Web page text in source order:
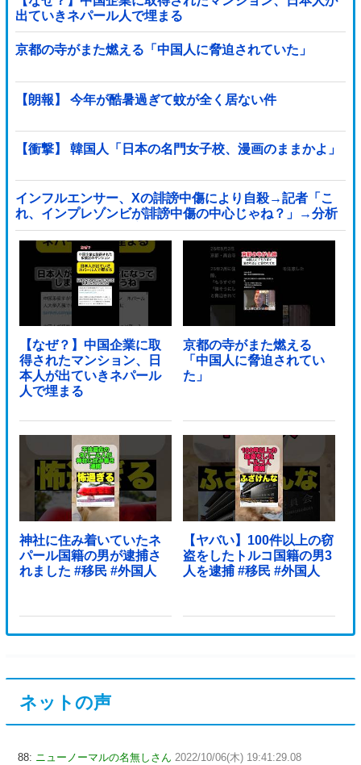
出ていきネパール人で埋まる
京都の寺がまた燃える「中国人に脅迫されていた」
【朗報】 今年が酷暑過ぎて蚊が全く居ない件
【衝撃】 韓国人「日本の名門女子校、漫画のままかよ」
インフルエンサー、Xの誹謗中傷により自殺→記者「こ
れ、インプレゾンビが誹謗中傷の中心じゃね？」→分析
していくとヤバイ真実が浮かび上がる他
【なぜ？】中国企業に取
得されたマンション、日
本人が出ていきネパール
人で埋まる
京都の寺がまた燃える
「中国人に脅迫されてい
た」
神社に住み着いていたネ
パール国籍の男が逮捕さ
れました #移民 #外国人
【ヤバい】100件以上の窃
盗をしたトルコ国籍の男3
人を逮捕 #移民 #外国人
ネットの声
88: ニューノーマルの名無しさん 2022/10/06(木) 19:41:29.08